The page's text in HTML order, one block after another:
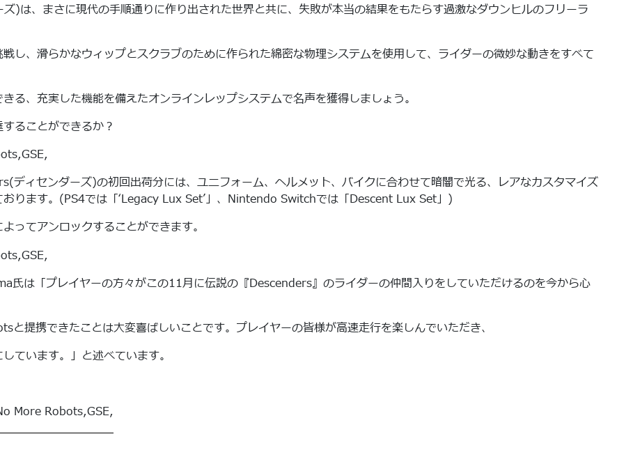
)は、まさに現代の手順通りに作り出された世界と共に、失敗が本当の結果をもたらす過激なダウンヒルのフリーラ
し、滑らかなウィップとスクラブのために作られた綿密な物理システムを使用して、ライダーの微妙な動きをすべて
る、充実した機能を備えたオンラインレップシステムで名声を獲得しましょう。
ることができるか？
ィセンダーズ)の初回出荷分には、ユニフォーム、ヘルメット、バイクに合わせて暗闇で光る、レアなカスタマイズ
おります。(PS4では「‘Legacy Lux Set’」、Nintendo Switchでは「Descent Lux Set」)
ってアンロックすることができます。
は「プレイヤーの方々がこの11月に伝説の『Descenders』のライダーの仲間入りをしていただけるのを今から心
提携できたことは大変喜ばしいことです。プレイヤーの皆様が高速走行を楽しんでいただき、
ています。」と述べています。